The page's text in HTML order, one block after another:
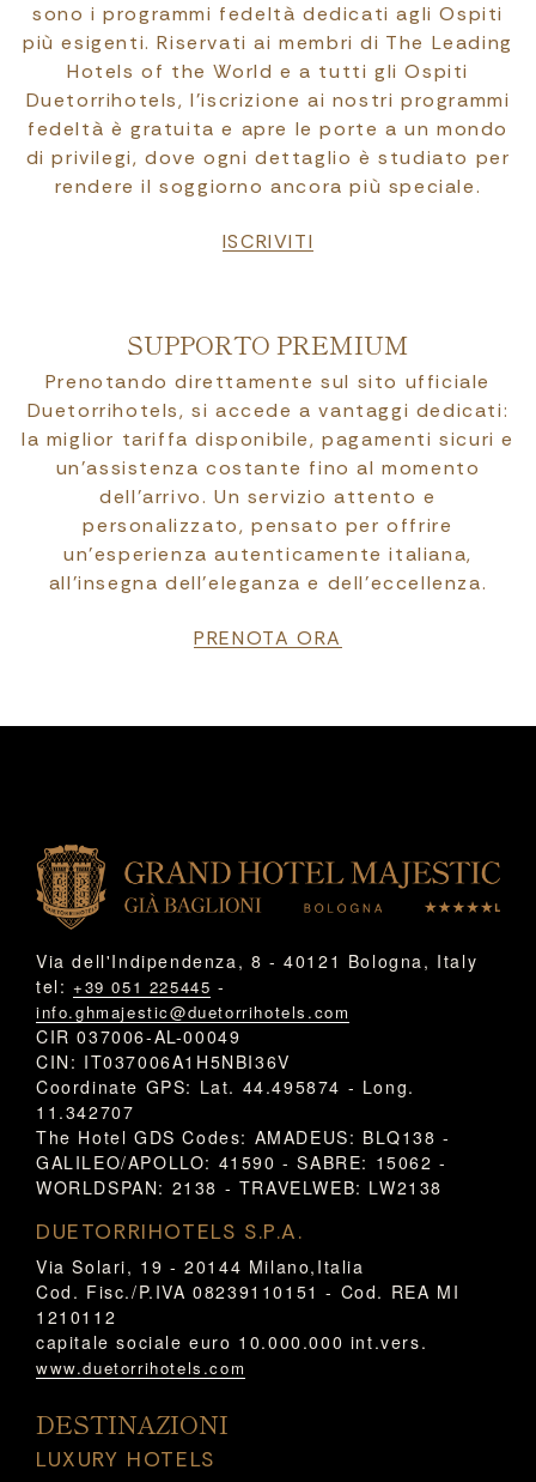
sono i programmi fedeltà dedicati agli Ospiti
più esigenti. Riservati ai membri di The Leading
Hotels of the World e a tutti gli Ospiti
Duetorrihotels, l’iscrizione ai nostri programmi
fedeltà è gratuita e apre le porte a un mondo
di privilegi, dove ogni dettaglio è studiato per
rendere il soggiorno ancora più speciale.
ISCRIVITI
SUPPORTO PREMIUM
Prenotando direttamente sul sito ufficiale
Duetorrihotels, si accede a vantaggi dedicati:
la miglior tariffa disponibile, pagamenti sicuri e
un’assistenza costante fino al momento
dell’arrivo. Un servizio attento e
personalizzato, pensato per offrire
un’esperienza autenticamente italiana,
all’insegna dell’eleganza e dell’eccellenza.
PRENOTA ORA
Via dell'Indipendenza, 8 - 40121 Bologna, Italy
tel: +39 051 225445 -
info.ghmajestic@duetorrihotels.com
CIR 037006-AL-00049
CIN: IT037006A1H5NBI36V
Coordinate GPS: Lat. 44.495874 - Long.
11.342707
The Hotel GDS Codes: AMADEUS: BLQ138 -
GALILEO/APOLLO: 41590 - SABRE: 15062 -
WORLDSPAN: 2138 - TRAVELWEB: LW2138
DUETORRIHOTELS S.P.A.
Via Solari, 19 - 20144 Milano,Italia
Cod. Fisc./P.IVA 08239110151 - Cod. REA MI
1210112
capitale sociale euro 10.000.000 int.vers.
www.duetorrihotels.com
DESTINAZIONI
LUXURY HOTELS